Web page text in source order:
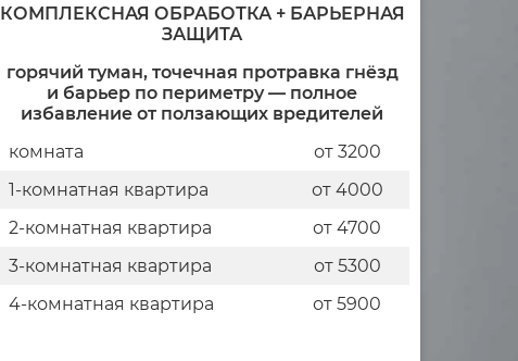
КОМПЛЕКСНАЯ ОБРАБОТКА + БАРЬЕРНАЯ
ЗАЩИТА
горячий туман, точечная протравка гнёзд
и барьер по периметру — полное
избавление от ползающих вредителей
комната
от 3200
1-комнатная квартира
от 4000
2-комнатная квартира
от 4700
3-комнатная квартира
от 5300
4-комнатная квартира
от 5900